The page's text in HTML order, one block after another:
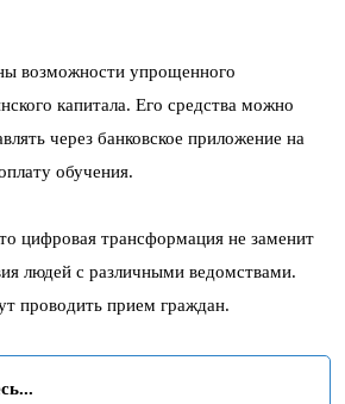
возможности упрощенного
капитала. Его средства можно
через банковское приложение на
обучения.
цифровая трансформация не заменит
людей с различными ведомствами.
проводить прием граждан.